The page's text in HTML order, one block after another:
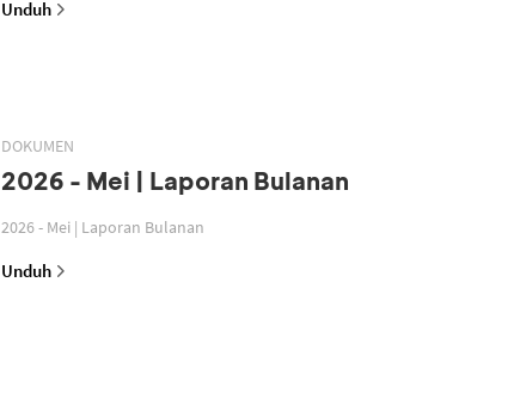
Unduh
DOKUMEN
2026 - Mei | Laporan Bulanan
2026 - Mei | Laporan Bulanan
Unduh